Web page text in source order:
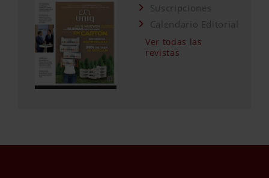
Suscripciones
Calendario Editorial
Ver todas las
revistas